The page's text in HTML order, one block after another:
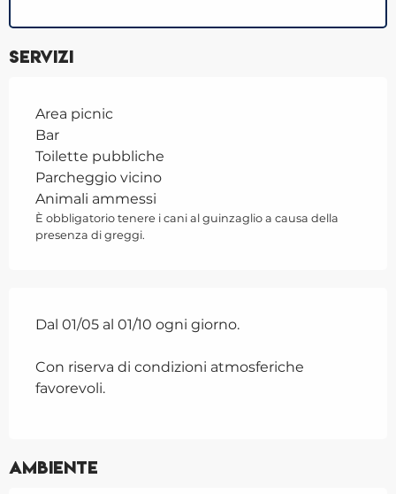
Servizi
Area picnic
Bar
Toilette pubbliche
Parcheggio vicino
Animali ammessi
È obbligatorio tenere i cani al guinzaglio a causa della
presenza di greggi.
Dal 01/05 al 01/10 ogni giorno.
Con riserva di condizioni atmosferiche
favorevoli.
Ambiente